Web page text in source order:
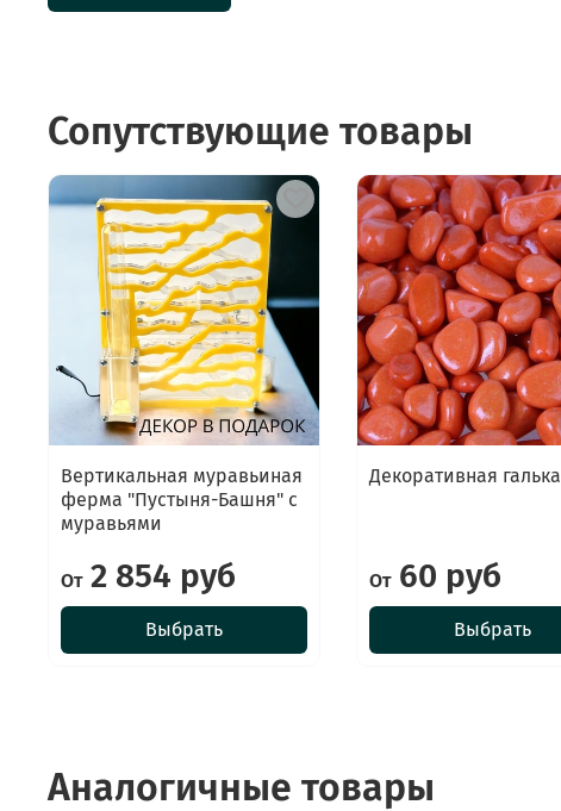
Сопутствующие товары
Вертикальная муравьиная
ферма "Пустыня-Башня" с
муравьями
От2 854 руб
Выбрать
Декоративная галька
От60 руб
Выбрать
Аналогичные товары